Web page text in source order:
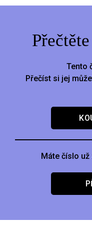
Tento
Přečíst si jej
Máte číslo